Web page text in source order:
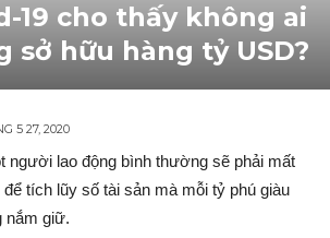
19 cho thấy không ai
sở hữu hàng tỷ USD?
5 27, 2020
người lao độn‌g bình thường sẽ phải mấ‌t
tích lũy số tài sả‌n mà mỗi tỷ phú giàu
nắm giữ.